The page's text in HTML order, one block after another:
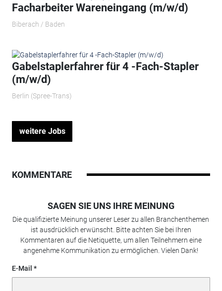
Facharbeiter Wareneingang (m/w/d)
Biberach / Baden
Gabelstaplerfahrer für 4 -Fach-Stapler
(m/w/d)
Berlin (Spree-Trans)
weitere Jobs
KOMMENTARE
SAGEN SIE UNS IHRE MEINUNG
Die qualifizierte Meinung unserer Leser zu allen Branchenthemen
ist ausdrücklich erwünscht. Bitte achten Sie bei Ihren
Kommentaren auf die Netiquette, um allen Teilnehmern eine
angenehme Kommunikation zu ermöglichen. Vielen Dank!
E-Mail